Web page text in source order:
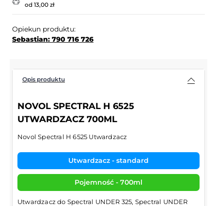
od 13,00 zł
Opiekun produktu:
Sebastian: 790 716 726
Opis produktu
NOVOL SPECTRAL H 6525
UTWARDZACZ 700ML
Novol Spectral H 6525 Utwardzacz
Utwardzacz - standard
Pojemność - 700ml
Utwardzacz do Spectral UNDER 325, Spectral UNDER